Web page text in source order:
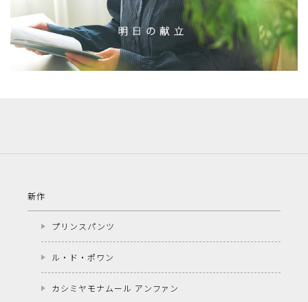
新作
プリンスパンツ
ル・ド・ポワン
カシミヤモナムール アンファン